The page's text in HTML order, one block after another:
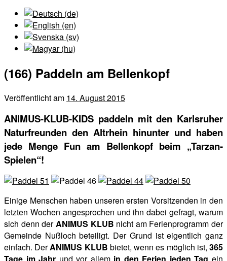
(166) Paddeln am Bellenkopf
Veröffentlicht am 14. August 2015
ANIMUS-KLUB-KIDS paddeln mit den Karlsruher
Naturfreunden den Altrhein hinunter und haben
jede Menge Fun am Bellenkopf beim „Tarzan-
Spielen“!
Einige Menschen haben unseren ersten Vorsitzenden in den
letzten Wochen angesprochen und ihn dabei gefragt, warum
sich denn derANIMUS KLUB nicht am Ferienprogramm der
Gemeinde Nußloch beteiligt. Der Grund ist eigentlich ganz
einfach. DerANIMUS KLUB bietet, wenn es möglich ist,365
Tage im Jahr und vor allem in den Ferien jeden Tag ein